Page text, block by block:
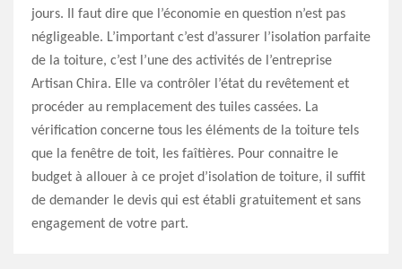
jours. Il faut dire que l’économie en question n’est pas
négligeable. L’important c’est d’assurer l’isolation parfaite
de la toiture, c’est l’une des activités de l’entreprise
Artisan Chira. Elle va contrôler l’état du revêtement et
procéder au remplacement des tuiles cassées. La
vérification concerne tous les éléments de la toiture tels
que la fenêtre de toit, les faîtières. Pour connaitre le
budget à allouer à ce projet d’isolation de toiture, il suffit
de demander le devis qui est établi gratuitement et sans
engagement de votre part.